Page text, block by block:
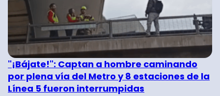
"¡Bájate!": Captan a hombre caminando
por plena vía del Metro y 8 estaciones de la
Línea 5 fueron interrumpidas